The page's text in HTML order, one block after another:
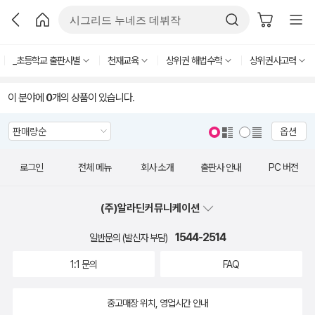
_초등학교 출판사별 천재교육 상위권 해법수학 상위권사고력
이 분야에 0개의 상품이 있습니다.
옵션
로그인 전체 메뉴 회사 소개 출판사 안내 PC 버전
(주)알라딘커뮤니케이션
일반문의 (발신자 부담) 1544-2514
1:1 문의 FAQ
중고매장 위치, 영업시간 안내